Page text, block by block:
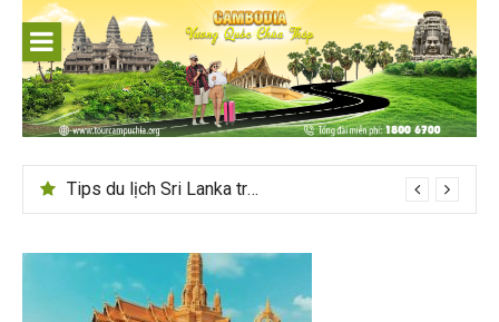
content
Tips du lịch Sri Lanka trọn vẹn cho người mới